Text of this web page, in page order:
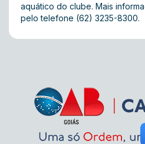
aquático do clube. Mais
pelo telefone (62) 3235-8300.